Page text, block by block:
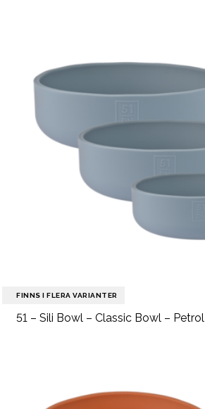
FINNS I FLERA VARIANTER
51 – Sili Bowl – Classic Bowl – Petrol